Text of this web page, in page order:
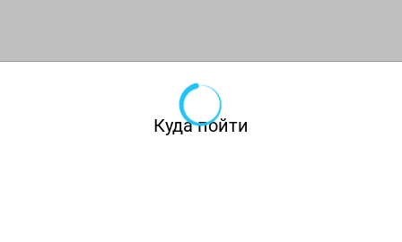
«Тени». Придуманная история, вложенный
опыт, исследовательский путь и начитанность
русской классикой воплотились в проекте.
Куда пойти